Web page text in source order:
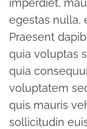
imperdiet,
egestas nulla,
Praesent
quia voluptas
quia
voluptatem
quis mauris
sollicitudin